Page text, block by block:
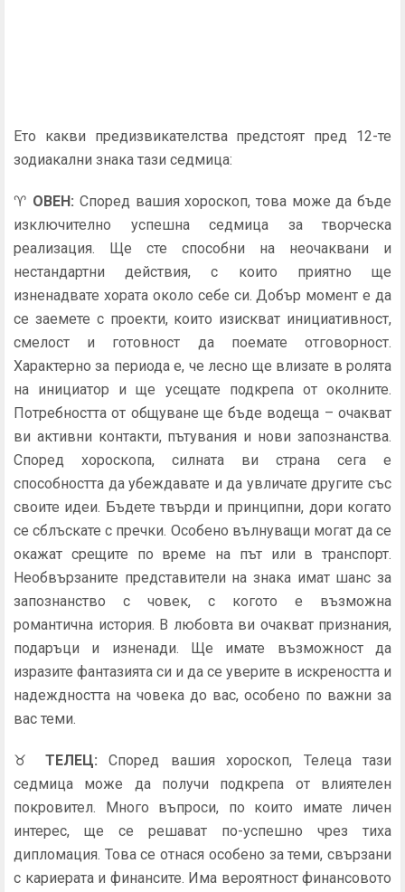
Ето какви предизвикателства предстоят пред 12-те
зодиакални знака тази седмица:
♈ ОВЕН: Според вашия хороскоп, това може да бъде
изключително успешна седмица за творческа
реализация. Ще сте способни на неочаквани и
нестандартни действия, с които приятно ще
изненадвате хората около себе си. Добър момент е да
се заемете с проекти, които изискват инициативност,
смелост и готовност да поемате отговорност.
Характерно за периода е, че лесно ще влизате в ролята
на инициатор и ще усещате подкрепа от околните.
Потребността от общуване ще бъде водеща – очакват
ви активни контакти, пътувания и нови запознанства.
Според хороскопа, силната ви страна сега е
способността да убеждавате и да увличате другите със
своите идеи. Бъдете твърди и принципни, дори когато
се сблъскате с пречки. Особено вълнуващи могат да се
окажат срещите по време на път или в транспорт.
Необвързаните представители на знака имат шанс за
запознанство с човек, с когото е възможна
романтична история. В любовта ви очакват признания,
подаръци и изненади. Ще имате възможност да
изразите фантазията си и да се уверите в искреността и
надеждността на човека до вас, особено по важни за
вас теми.
♉ ТЕЛЕЦ:
Според вашия хороскоп, Телеца тази
седмица може да получи подкрепа от влиятелен
покровител. Много въпроси, по които имате личен
интерес, ще се решават по-успешно чрез тиха
дипломация. Това се отнася особено за теми, свързани
с кариерата и финансите. Има вероятност финансовото